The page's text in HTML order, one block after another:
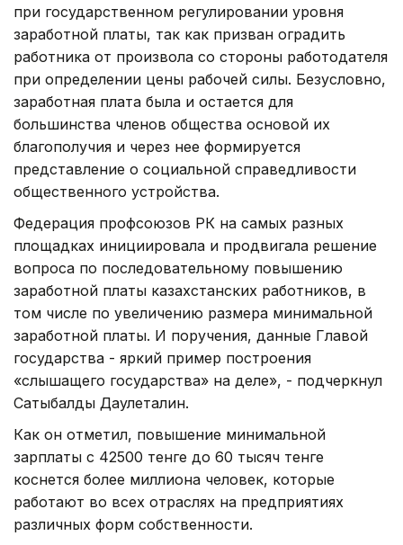
при государственном регулировании уровня
заработной платы, так как призван оградить
работника от произвола со стороны работодателя
при определении цены рабочей силы. Безусловно,
заработная плата была и остается для
большинства членов общества основой их
благополучия и через нее формируется
представление о социальной справедливости
общественного устройства.
Федерация профсоюзов РК на самых разных
площадках инициировала и продвигала решение
вопроса по последовательному повышению
заработной платы казахстанских работников, в
том числе по увеличению размера минимальной
заработной платы. И поручения, данные Главой
государства - яркий пример построения
«слышащего государства» на деле», - подчеркнул
Сатыбалды Даулеталин.
Как он отметил, повышение минимальной
зарплаты с 42500 тенге до 60 тысяч тенге
коснется более миллиона человек, которые
работают во всех отраслях на предприятиях
различных форм собственности.